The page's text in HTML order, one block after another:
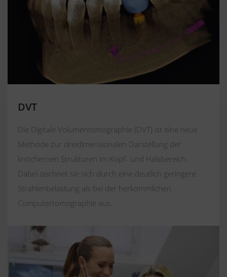
DVT
Die Digitale Volumentomographie (DVT) ist eine neue
Methode zur dreidimensionalen Darstellung der
knöchernen Strukturen im Kopf- und Halsbereich.
Dabei zeichnet sie sich durch eine deutlich geringere
Strahlenbelastung als bei der herkömmlichen
Computertomographie aus.